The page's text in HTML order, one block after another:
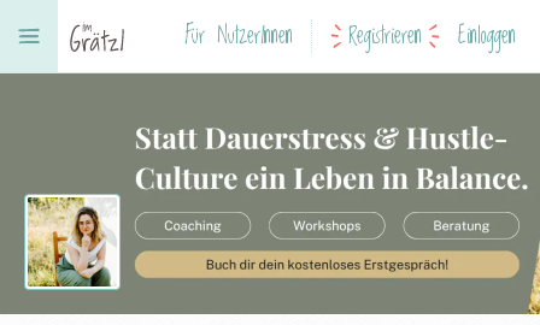
Für NutzerInnen Registrieren Einloggen